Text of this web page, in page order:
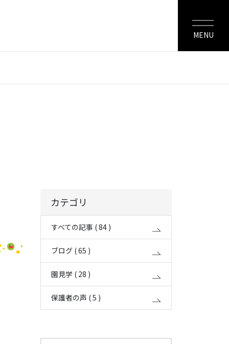
MENU
カテゴリ
すべての記事 ( 84 )
ブログ ( 65 )
園見学 ( 28 )
保護者の声 ( 5 )